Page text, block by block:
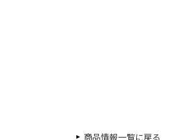
商品情報一覧に戻る